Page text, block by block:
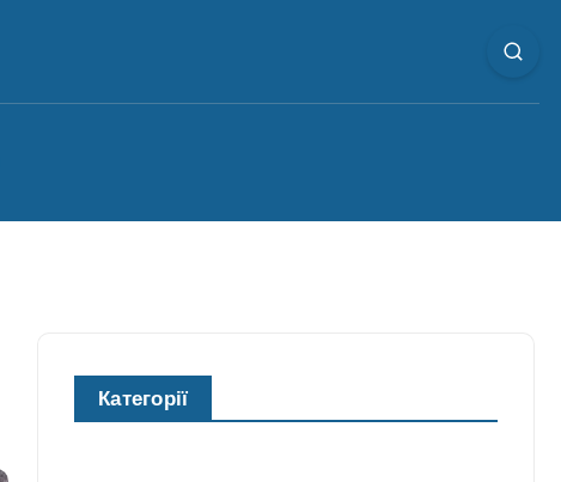
Категорії